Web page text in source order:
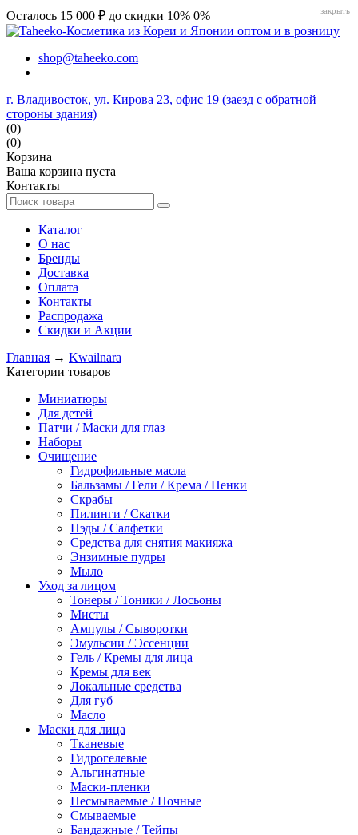
Осталось 15 000 ₽ до скидки 10% 0%
shop@taheeko.com
г. Владивосток, ул. Кирова 23, офис 19 (заезд с обратной
стороны здания)
(0)
(0)
Корзина
Ваша корзина пуста
Контакты
Каталог
О нас
Бренды
Доставка
Оплата
Контакты
Распродажа
Скидки и Акции
Главная → Kwailnara
Категории товаров
Миниатюры
Для детей
Патчи / Маски для глаз
Наборы
Очищение
Гидрофильные масла
Бальзамы / Гели / Крема / Пенки
Скрабы
Пилинги / Скатки
Пэды / Салфетки
Средства для снятия макияжа
Энзимные пудры
Мыло
Уход за лицом
Тонеры / Тоники / Лосьоны
Мисты
Ампулы / Сыворотки
Эмульсии / Эссенции
Гель / Кремы для лица
Кремы для век
Локальные средства
Для губ
Масло
Маски для лица
Тканевые
Гидрогелевые
Альгинатные
Маски-пленки
Несмываемые / Ночные
Смываемые
Бандажные / Тейпы
закрыть